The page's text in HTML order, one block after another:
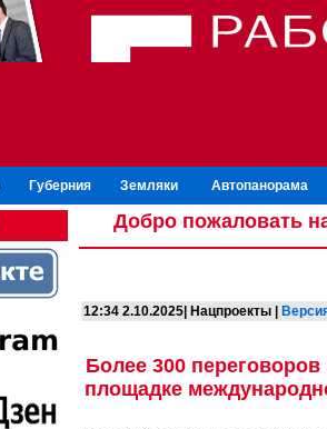
Губерния Земляки Автопанорама
Добро пожаловать
12:34 2.10.2025| Нацпроекты |
Более 300
площадке